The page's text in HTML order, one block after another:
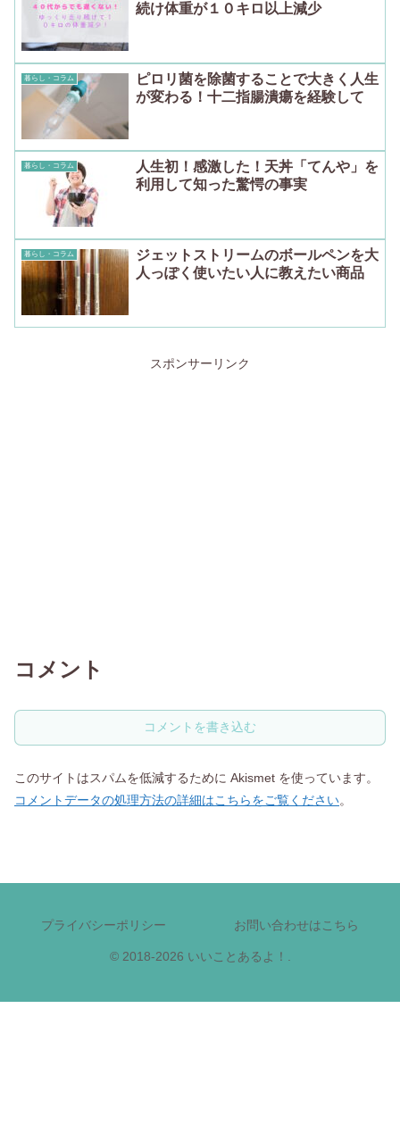
続け体重が１０キロ以上減少
暮らし・コラム
ピロリ菌を除菌することで大きく人生
が変わる！十二指腸潰瘍を経験して
暮らし・コラム
人生初！感激した！天丼「てんや」を
利用して知った驚愕の事実
暮らし・コラム
ジェットストリームのボールペンを大
人っぽく使いたい人に教えたい商品
スポンサーリンク
コメント
コメントを書き込む
このサイトはスパムを低減するために Akismet を使っています。
コメントデータの処理方法の詳細はこちらをご覧ください。
プライバシーポリシー お問い合わせはこちら
© 2018-2026 いいことあるよ！.